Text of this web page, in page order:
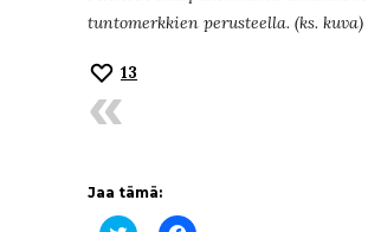
tuntomerkkien perusteella. (ks. kuva)
13
Jaa tämä: